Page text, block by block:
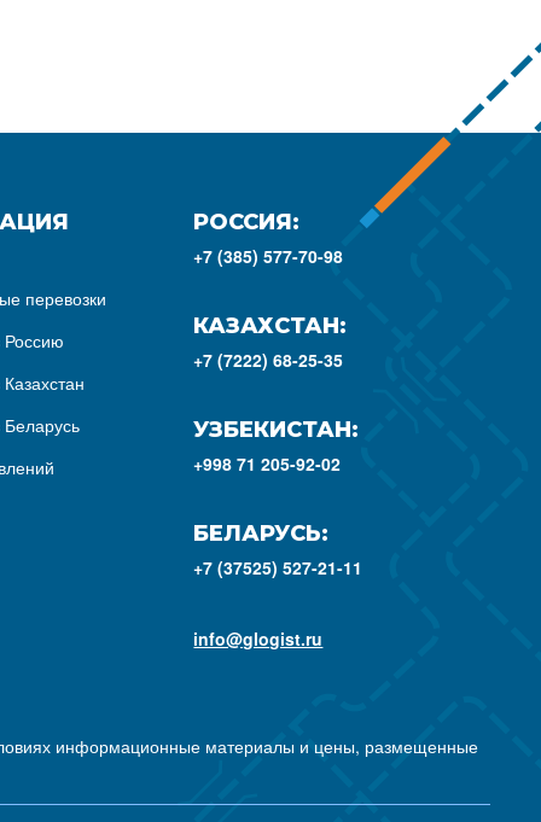
перевозки
Россию
Беларусь
РОССИЯ:
+7 (385) 577-70-98
КАЗАХСТАН:
+7 (7222) 68-25-35
УЗБЕКИСТАН:
+998 71 205-92-02
БЕЛАРУСЬ:
+7 (37525) 527-21-11
info@glogist.ru
информационные материалы и цены, размещенные